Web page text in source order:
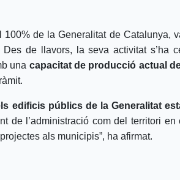
de la Generalitat de Catalunya,
Des de llavors, la seva activitat s’ha
una capacitat de producció actual
edificis públics de la Generalitat
de l’administració com del territori en
als municipis”, ha afirmat.